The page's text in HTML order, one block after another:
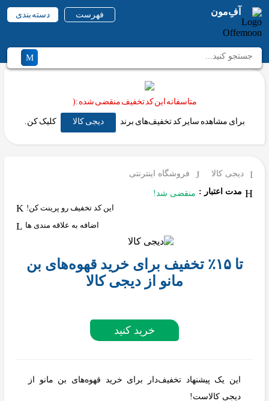
آفِ‌مون فهرست دسته بندی
متاسفانه این کد تخفیف منقضی شده :(
برای مشاهده سایر کد تخفیف‌های برند دیجی کالا کلیک کن.
دیجی کالا
فروشگاه اینترنتی
مدت اعتبار : منقضی شد!
این کد تخفیف رو پرینت کن!
اضافه به علاقه مندی ها
تا ۱۵٪ تخفیف برای خرید قهوه‌های بن
مانو از دیجی کالا
خرید کنید
این یک پیشنهاد تخفیف‌دار برای خرید قهوه‌های بن مانو از
دیجی کالاست!